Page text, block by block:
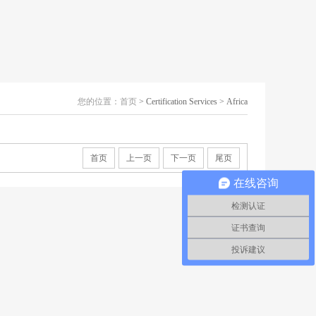
您的位置： 首页 > Certification Services > Africa
首页 上一页 下一页 尾页
在线咨询
检测认证
证书查询
投诉建议